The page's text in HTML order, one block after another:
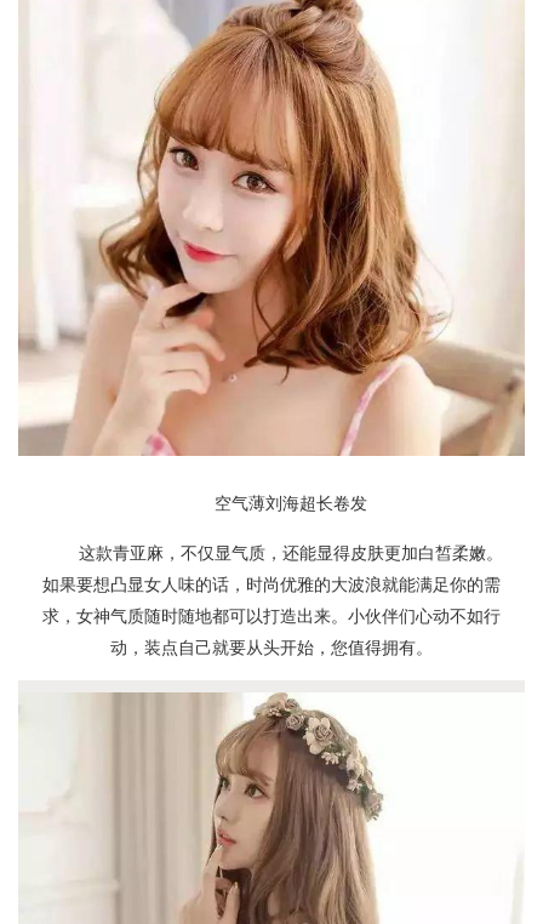
空气薄刘海超长卷发
这款青亚麻，不仅显气质，还能显得皮肤更加白皙柔嫩。
如果要想凸显女人味的话，时尚优雅的大波浪就能满足你的需
求，女神气质随时随地都可以打造出来。小伙伴们心动不如行
动，装点自己就要从头开始，您值得拥有。